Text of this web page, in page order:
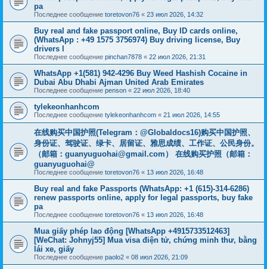
pa
Последнее сообщение toretovon76 « 23 июл 2026, 14:32
Buy real and fake passport online, Buy ID cards online,
(WhatsApp : +49 1575 3756974) Buy driving license, Buy
drivers l
Последнее сообщение pinchan7878 « 22 июл 2026, 21:31
WhatsApp +1(581) 942-4296 Buy Weed Hashish Cocaine in
Dubai Abu Dhabi Ajman United Arab Emirates
Последнее сообщение penson « 22 июл 2026, 18:40
tylekeonhanhcom
Последнее сообщение tylekeonhanhcom « 21 июл 2026, 14:55
在线购买中国护照(Telegram：@Globaldocs16)购买中国护照、
身份证、驾驶证、绿卡、居留证、雅思成绩、工作证、公民身份。
（邮箱： guanyuguohai@gmail.com ） 在线购买护照（邮箱：
guanyuguohai@
Последнее сообщение toretovon76 « 13 июл 2026, 16:48
Buy real and fake Passports (WhatsApp: +1 (615)-314-6286)
renew passports online, apply for legal passports, buy fake
pa
Последнее сообщение toretovon76 « 13 июл 2026, 16:48
Mua giấy phép lao động [WhatsApp +4915733512463]
[WeChat: Johnyj55] Mua visa điện tử, chứng minh thư, bằng
lái xe, giấy
Последнее сообщение paolo2 « 08 июл 2026, 21:09